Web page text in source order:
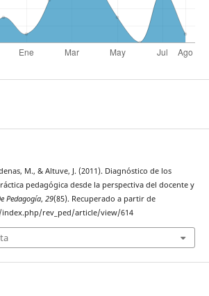
M., & Altuve, J. (2011). Diagnóstico de los
pedagógica desde la perspectiva del docente y
Pedagogía, 29(85). Recuperado a partir de
rev_ped/article/view/614